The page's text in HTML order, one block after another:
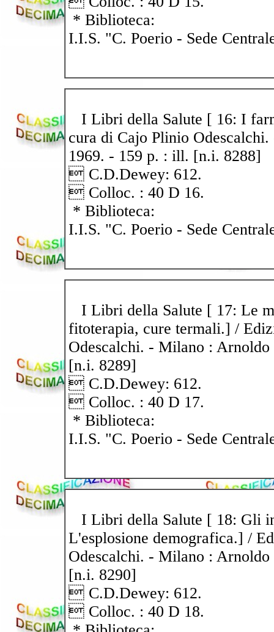
* Biblioteca:
I.I.S. "C. Poerio - Sede
I Libri della Salute [ 16: I
cura di Cajo Plinio
1969. - 159 p. : ill. [n.i. 8288]
 C.D.Dewey: 612.
 Colloc. : 40 D 16.
* Biblioteca:
I.I.S. "C. Poerio - Sede
I Libri della Salute [ 17: Le
fitoterapia, cure termali.] /
Odescalchi. - Milano :
[n.i. 8289]
 C.D.Dewey: 612.
 Colloc. : 40 D 17.
* Biblioteca:
I.I.S. "C. Poerio - Sede
I Libri della Salute [ 18: Gli
L'esplosione demografica.] /
Odescalchi. - Milano :
[n.i. 8290]
 C.D.Dewey: 612.
 Colloc. : 40 D 18.